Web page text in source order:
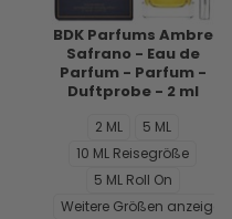
BDK Parfums Ambre
Safrano - Eau de
Parfum - Parfum -
Duftprobe - 2 ml
2 ML
5 ML
10 ML Reisegröße
5 ML Roll On
Weitere Größen anzeigen...